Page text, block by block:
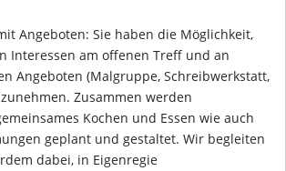
Angeboten: Sie haben die Möglichkeit,
Interessen am offenen Treff und an
Angeboten (Malgruppe, Schreibwerkstatt,
Zusammen werden
Kochen und Essen wie auch
geplant und gestaltet. Wir begleiten
dabei, in Eigenregie